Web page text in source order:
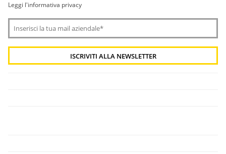
Leggi l'informativa privacy